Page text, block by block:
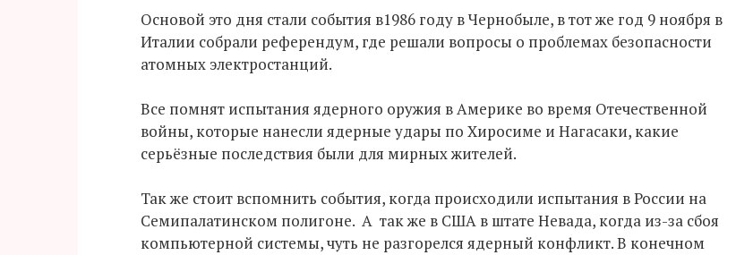
Основой это дня стали события в1986 году в Чернобыле, в тот же год 9 ноября в
Италии собрали референдум, где решали вопросы о проблемах безопасности
атомных электростанций.
Все помнят испытания ядерного оружия в Америке во время Отечественной
войны, которые нанесли ядерные удары по Хиросиме и Нагасаки, какие
серьёзные последствия были для мирных жителей.
Так же стоит вспомнить события, когда происходили испытания в России на
Семипалатинском полигоне. А так же в США в штате Невада, когда из-за сбоя
компьютерной системы, чуть не разгорелся ядерный конфликт. В конечном